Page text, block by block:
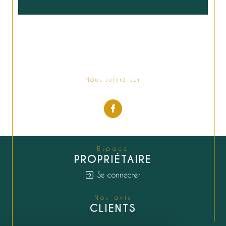
Nous suivre sur
Espace
PROPRIÉTAIRE
Se connecter
Nos avis
CLIENTS